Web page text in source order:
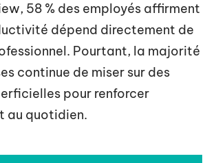
58 % des employés affirment
dépend directement de
Pourtant, la majorité
continue de miser sur des
pour renforcer
au quotidien.